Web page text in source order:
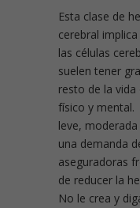
Esta clase de
cerebral
las células
suelen tener
resto de la
físico y mental.
leve,
una demanda
aseguradoras
de reducer la
No le crea y